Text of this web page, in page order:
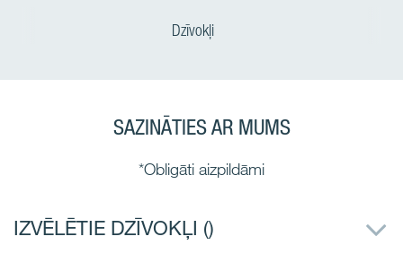
Dzīvokļi
SAZINĀTIES AR MUMS
*Obligāti aizpildāmi
IZVĒLĒTIE DZĪVOKĻI ()